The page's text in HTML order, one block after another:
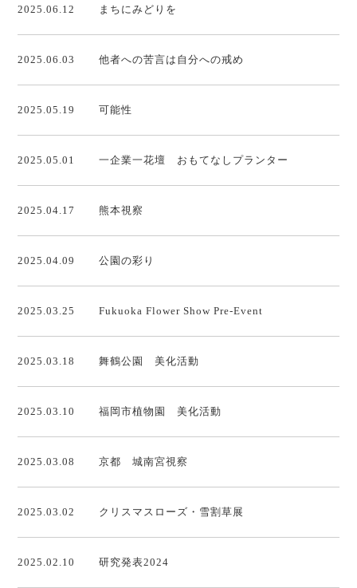
2025.06.12 まちにみどりを
2025.06.03 他者への苦言は自分への戒め
2025.05.19 可能性
2025.05.01 一企業一花壇 おもてなしプランター
2025.04.17 熊本視察
2025.04.09 公園の彩り
2025.03.25 Fukuoka Flower Show Pre-Event
2025.03.18 舞鶴公園 美化活動
2025.03.10 福岡市植物園 美化活動
2025.03.08 京都 城南宮視察
2025.03.02 クリスマスローズ・雪割草展
2025.02.10 研究発表2024